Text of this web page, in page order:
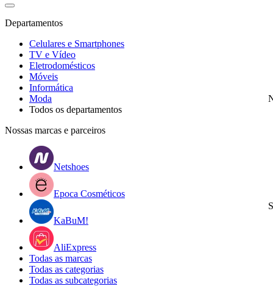
Departamentos
Celulares e Smartphones
TV e Vídeo
Eletrodomésticos
Móveis
Informática
Moda
Todos os departamentos
Nossas marcas e parceiros
Netshoes
Epoca Cosméticos
KaBuM!
AliExpress
Todas as marcas
Todas as categorias
Todas as subcategorias